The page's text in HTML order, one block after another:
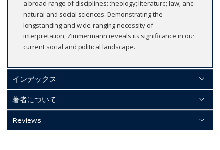
a broad range of disciplines: theology; literature; law; and
natural and social sciences. Demonstrating the
longstanding and wide-ranging necessity of
interpretation, Zimmermann reveals its significance in our
current social and political landscape.
インデックス
著者について
Reviews